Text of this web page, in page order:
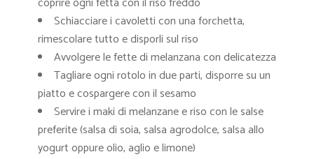
Schiacciare i cavoletti con una forchetta,
rimescolare tutto e disporli sul riso
Avvolgere le fette di melanzana con delicatezza
Tagliare ogni rotolo in due parti, disporre su un
piatto e cospargere con il sesamo
Servire i maki di melanzane e riso con le salse
preferite (salsa di soia, salsa agrodolce, salsa allo
yogurt oppure olio, aglio e limone)